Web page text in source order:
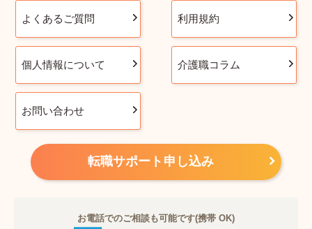
よくあるご質問 利用規約
個人情報について 介護職コラム
お問い合わせ
転職サポート申し込み
お電話でのご相談も可能です(携帯 OK)